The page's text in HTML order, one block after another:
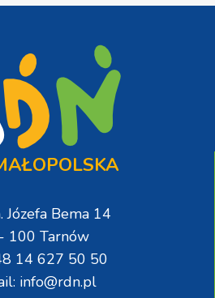
Józefa Bema 14
100 Tarnów
14 627 50 50
info@rdn.pl